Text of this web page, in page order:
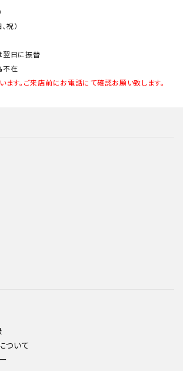
祝）
翌日に振替
不在
ます。ご来店前にお電話にて確認お願い致します。
ついて